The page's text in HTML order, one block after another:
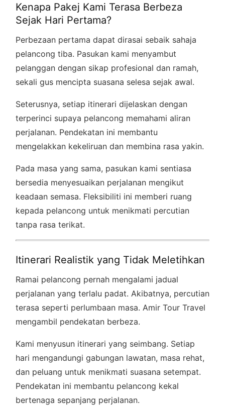
Kenapa Pakej Kami Terasa Berbeza
Sejak Hari Pertama?
Perbezaan pertama dapat dirasai sebaik sahaja
pelancong tiba. Pasukan kami menyambut
pelanggan dengan sikap profesional dan ramah,
sekali gus mencipta suasana selesa sejak awal.
Seterusnya, setiap itinerari dijelaskan dengan
terperinci supaya pelancong memahami aliran
perjalanan. Pendekatan ini membantu
mengelakkan kekeliruan dan membina rasa yakin.
Pada masa yang sama, pasukan kami sentiasa
bersedia menyesuaikan perjalanan mengikut
keadaan semasa. Fleksibiliti ini memberi ruang
kepada pelancong untuk menikmati percutian
tanpa rasa terikat.
Itinerari Realistik yang Tidak Meletihkan
Ramai pelancong pernah mengalami jadual
perjalanan yang terlalu padat. Akibatnya, percutian
terasa seperti perlumbaan masa. Amir Tour Travel
mengambil pendekatan berbeza.
Kami menyusun itinerari yang seimbang. Setiap
hari mengandungi gabungan lawatan, masa rehat,
dan peluang untuk menikmati suasana setempat.
Pendekatan ini membantu pelancong kekal
bertenaga sepanjang perjalanan.